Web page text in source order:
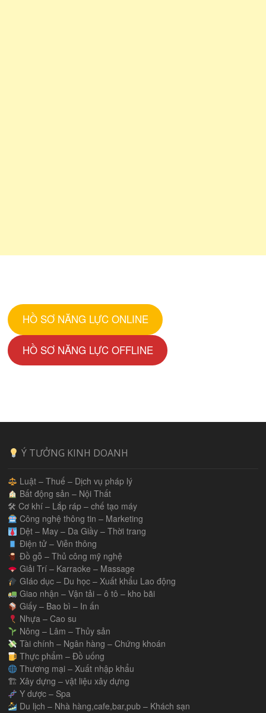
HỒ SƠ NĂNG LỰC ONLINE
HỒ SƠ NĂNG LỰC OFFLINE
Ý TƯỞNG KINH DOANH
Luật – Thuế – Dịch vụ pháp lý
Bất động sản – Nội Thất
🛠 Cơ khí – Lắp ráp – chế tạo máy
Công nghệ thông tin – Marketing
Dệt – May – Da Giầy – Thời trang
Điện tử – Viễn thông
Đồ gỗ – Thủ công mỹ nghệ
Giải Trí – Karraoke – Massage
GIáo dục – Du học – Xuất khẩu Lao động
Giao nhận – Vận tải – ô tô – kho bãi
Giấy – Bao bì – In ấn
Nhựa – Cao su
Nông – Lâm – Thủy sản
Tài chính – Ngân hàng – Chứng khoán
Thực phẩm – Đồ uống
Thương mại – Xuất nhập khẩu
🏗 Xây dựng – vật liệu xây dựng
Y dược – Spa
Du lịch – Nhà hàng,cafe,bar,pub – Khách sạn